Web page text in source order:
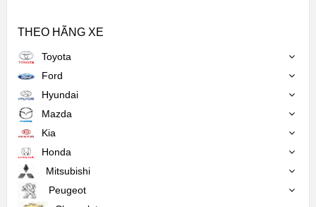
THEO HÃNG XE
Toyota
Ford
Hyundai
Mazda
Kia
Honda
Mitsubishi
Peugeot